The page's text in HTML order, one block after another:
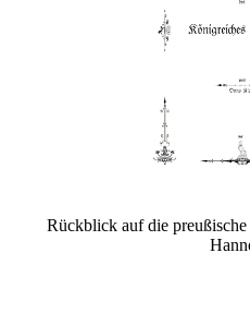
Rückblick auf die